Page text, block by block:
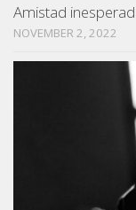
Amistad
NOVEMBER 2, 2022